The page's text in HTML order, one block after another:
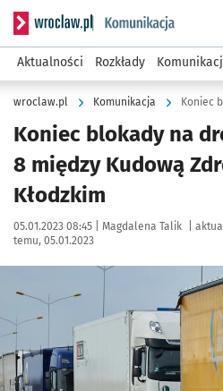
Serwis informacyjny wroclaw.pl
Aktualności Rozkłady
wroclaw.pl Komunikacja Koniec
Koniec blokady na
8 między Kudową
Kłodzkim
Data publikacji:
05.01.2023 08:45 | Autor:
Magdalena Talik
temu, 05.01.2023
Kliknij, aby powiększyć